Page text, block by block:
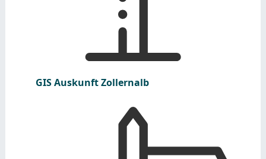
GIS Auskunft Zollernalb